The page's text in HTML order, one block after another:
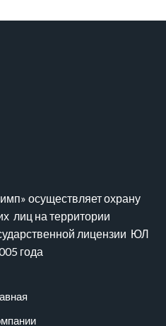
осуществляет охрану
лиц на территории
лицензии ЮЛ
года